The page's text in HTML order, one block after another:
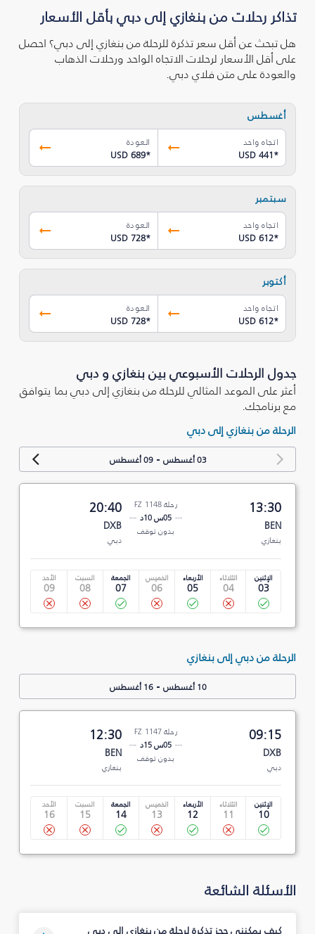
تذاكر رحلات من بنغازي إلى دبي بأقل الأسعار
هل تبحث عن أقل سعر تذكرة للرحلة من بنغازي إلى دبي؟ احصل
على أقل الأسعار لرحلات الاتجاه الواحد ورحلات الذهاب
والعودة على متن فلاي دبي.
أغسطس
اتجاه واحد
USD 441*
العودة
USD 689*
سبتمبر
اتجاه واحد
USD 612*
العودة
USD 728*
أكتوبر
اتجاه واحد
USD 612*
العودة
USD 728*
جدول الرحلات الأسبوعي بين بنغازي و دبي
أعثر على الموعد المثالي للرحلة من بنغازي إلى دبي بما يتوافق
مع برنامجك.
الرحلة من بنغازي إلى دبي
03 أغسطس -09 أغسطس
13:30
BEN
بنغازي
رحلة FZ 1148
05س 10د
بدون توقف
20:40
DXB
دبي
الإثنين
03
الثلاثاء
04
الأربعاء
05
الخميس
06
الجمعة
07
السبت
08
الأحد
09
الرحلة من دبي إلى بنغازي
10 أغسطس -16 أغسطس
09:15
DXB
دبي
رحلة FZ 1147
05س 15د
بدون توقف
12:30
BEN
بنغازي
الإثنين
10
الثلاثاء
11
الأربعاء
12
الخميس
13
الجمعة
14
السبت
15
الأحد
16
الأسئلة الشائعة
كيف يمكنني حجز تذكرة لرحلة من بنغازي إلى دبي